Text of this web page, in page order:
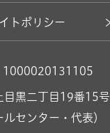
トポリシー
1000020131105
目黒二丁目19番15号
センター・代表）